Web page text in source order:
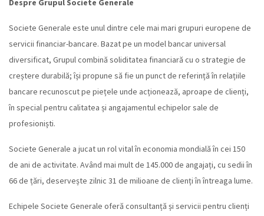
Despre Grupul Societe Generale
Societe Generale este unul dintre cele mai mari grupuri europene de
servicii financiar-bancare. Bazat pe un model bancar universal
diversificat, Grupul combină soliditatea financiară cu o strategie de
creștere durabilă; își propune să fie un punct de referință în relațiile
bancare recunoscut pe piețele unde acționează, aproape de clienți,
în special pentru calitatea și angajamentul echipelor sale de
profesioniști.
Societe Generale a jucat un rol vital în economia mondială în cei 150
de ani de activitate. Având mai mult de 145.000 de angajați, cu sedii în
66 de țări, deservește zilnic 31 de milioane de clienți în întreaga lume.
Echipele Societe Generale oferă consultanță și servicii pentru clienți